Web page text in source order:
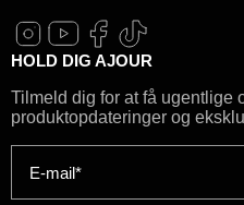
HOLD DIG AJOUR
Tilmeld dig for at få ugentlige
produktopdateringer og
E-mail*